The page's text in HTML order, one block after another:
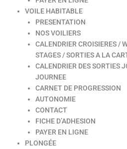
VOILE HABITABLE
PRESENTATION
NOS VOILIERS
CALENDRIER CROISIERES /
STAGES / SORTIES A LA
CALENDRIER DES SORTIES
JOURNEE
CARNET DE PROGRESSION
AUTONOMIE
CONTACT
FICHE D’ADHESION
PAYER EN LIGNE
PLONGÉE